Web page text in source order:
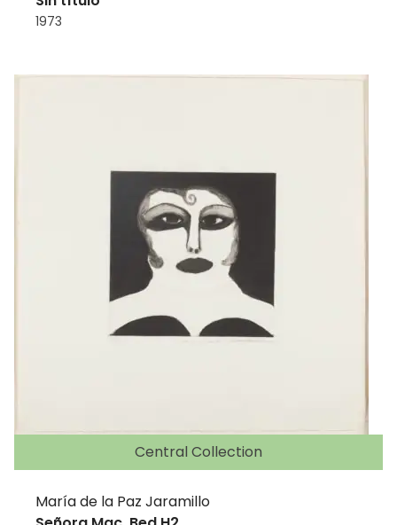
1973
Central Collection
María de la Paz Jaramillo